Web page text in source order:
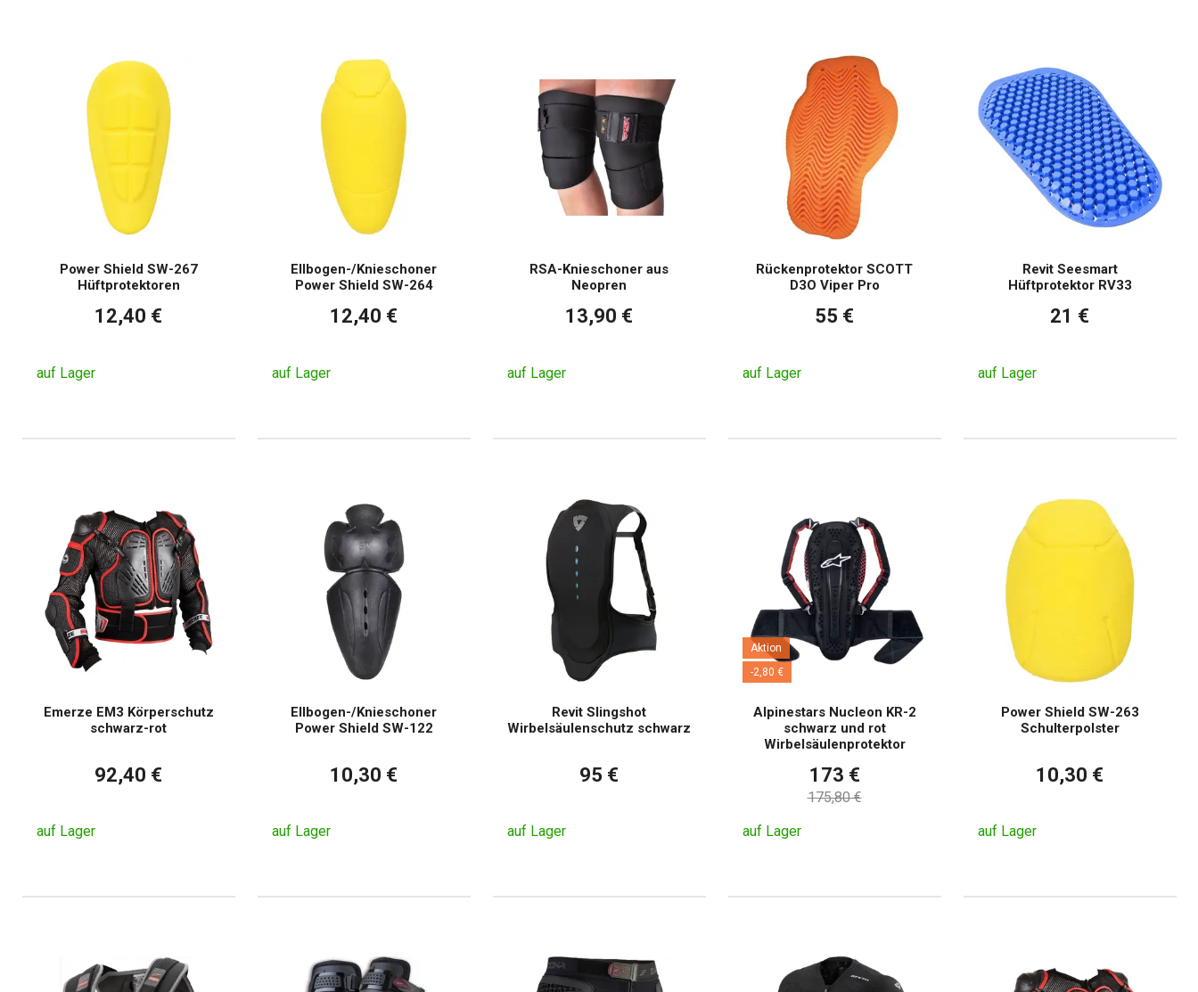
Power Shield SW-267
Hüftprotektoren
12,40 €
auf Lager
Ellbogen-/Knieschoner
Power Shield SW-264
12,40 €
auf Lager
RSA-Knieschoner aus
Neopren
13,90 €
auf Lager
Rückenprotektor SCOTT
D3O Viper Pro
55 €
auf Lager
Revit Seesmart
Hüftprotektor RV33
21 €
auf Lager
Emerze EM3 Körperschutz
schwarz-rot
92,40 €
auf Lager
Ellbogen-/Knieschoner
Power Shield SW-122
10,30 €
auf Lager
Revit Slingshot
Wirbelsäulenschutz schwarz
95 €
auf Lager
Aktion
-2,80 €
Alpinestars Nucleon KR-2
schwarz und rot
Wirbelsäulenprotektor
173 €
175,80 €
auf Lager
Power Shield SW-263
Schulterpolster
10,30 €
auf Lager